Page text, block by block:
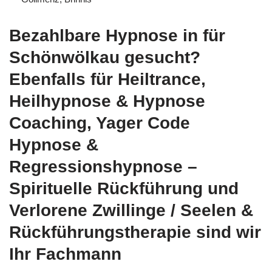
Bezahlbare Hypnose in für
Schönwölkau gesucht?
Ebenfalls für Heiltrance,
Heilhypnose & Hypnose
Coaching, Yager Code
Hypnose &
Regressionshypnose –
Spirituelle Rückführung und
Verlorene Zwillinge / Seelen &
Rückführungstherapie sind wir
Ihr Fachmann